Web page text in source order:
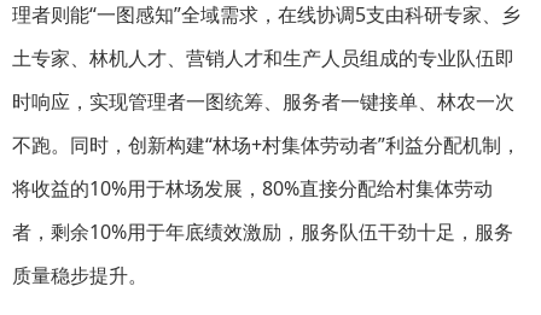
理者则能“一图感知”全域需求，在线协调5支由科研专家、乡
土专家、林机人才、营销人才和生产人员组成的专业队伍即
时响应，实现管理者一图统筹、服务者一键接单、林农一次
不跑。同时，创新构建“林场+村集体劳动者”利益分配机制，
将收益的10%用于林场发展，80%直接分配给村集体劳动
者，剩余10%用于年底绩效激励，服务队伍干劲十足，服务
质量稳步提升。